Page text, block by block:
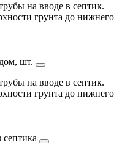
на вводе в септик.
грунта до нижнего
шт.
на вводе в септик.
грунта до нижнего